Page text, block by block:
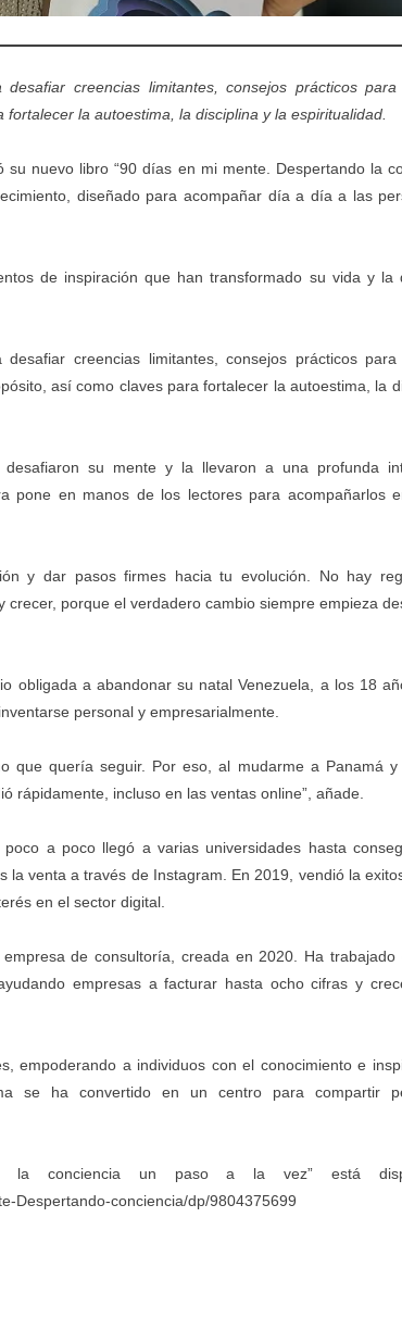
creencias limitantes, consejos prácticos
la autoestima, la disciplina y la espiritualidad.
su nuevo libro“90 días en mi mente. Despertando la
diseñado para acompañar día a día a las
de inspiración que han transformado su vida y la
creencias limitantes, consejos prácticos
así como claves para fortalecer la autoestima, la
su mente y la llevaron a una profunda
pone en manos de los lectores para acompañarlos
y dar pasos firmes hacia tu evolución. No hay
porque el verdadero cambio siempre empieza
obligada a abandonar su natal Venezuela, a los 18
personal y empresarialmente.
que quería seguir. Por eso, al mudarme a Panamá
rápidamente, incluso en las ventas online”, añade.
a poco llegó a varias universidades hasta
venta a través de Instagram. En 2019, vendió la
en el sector digital.
de consultoría, creada en 2020. Ha trabajado
empresas a facturar hasta ocho cifras y
empoderando a individuos con el conocimiento e
se ha convertido en un centro para compartir
la conciencia un paso a la vez” está
Despertando-conciencia/dp/9804375699